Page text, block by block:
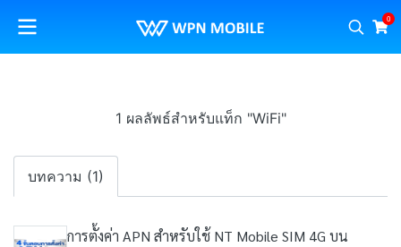
0
1 ผลลัพธ์สำหรับแท็ก "WiFi"
บทความ (1)
การตั้งค่า APN สำหรับใช้ NT Mobile SIM 4G บน